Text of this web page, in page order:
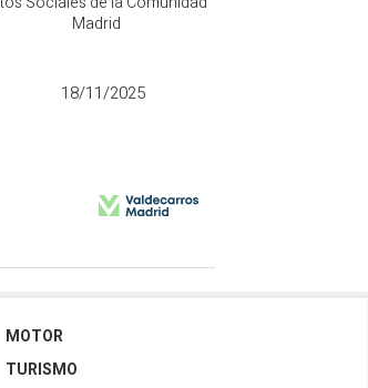
Madrid
18/11/2025
MOTOR
TURISMO